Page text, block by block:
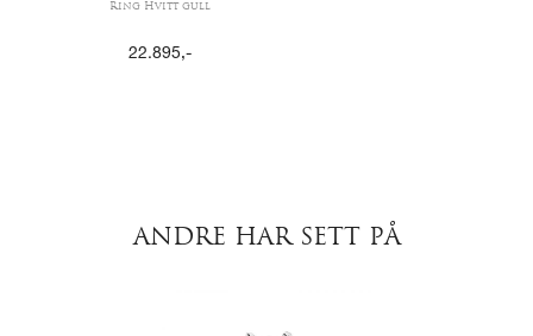
Ring Hvitt gull
22.895,-
ANDRE HAR SETT PÅ